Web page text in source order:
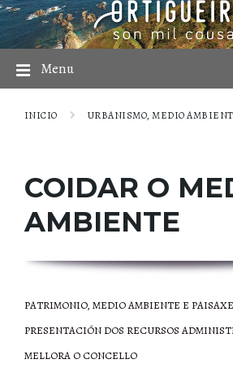
Skip
to
content
Skip
to
main
navigation
Skip
to
footer
Menu
INICIO URBANISMO, MEDIO
COIDAR O
AMBIENTE
PATRIMONIO, MEDIO AMBIENTE E PAISAXE
PRESENTACIÓN DOS RECURSOS
MELLORA O CONCELLO